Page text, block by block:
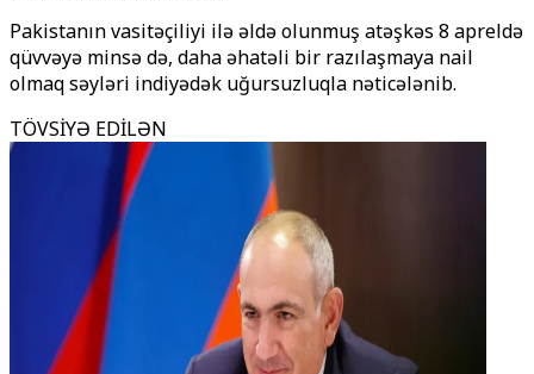
Pakistanın vasitəçiliyi ilə əldə olunmuş atəşkəs 8 apreldə
qüvvəyə minsə də, daha əhatəli bir razılaşmaya nail
olmaq səyləri indiyədək uğursuzluqla nəticələnib.
TÖVSİYƏ EDİLƏN